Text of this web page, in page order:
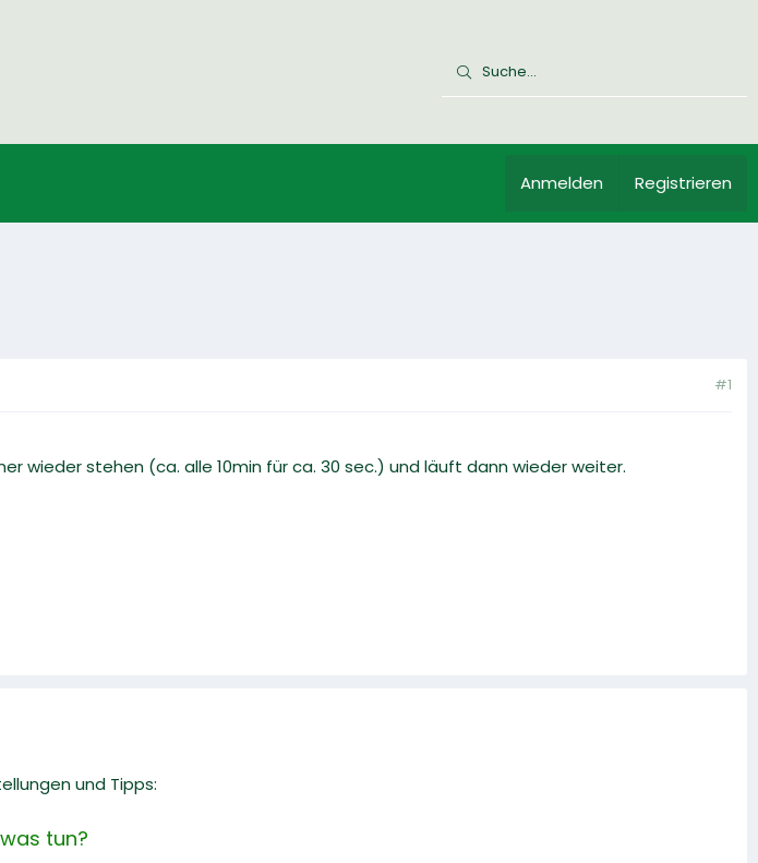
Anmelden Registrieren
#1
wieder stehen (ca. alle 10min für ca. 30 sec.) und läuft dann wieder weiter.
und Tipps:
tun?